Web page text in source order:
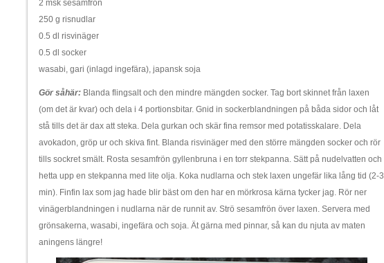
2 msk sesamfrön
250 g risnudlar
0.5 dl risvinäger
0.5 dl socker
wasabi, gari (inlagd ingefära), japansk soja
Gör såhär: Blanda flingsalt och den mindre mängden socker. Tag bort skinnet från laxen
(om det är kvar) och dela i 4 portionsbitar. Gnid in sockerblandningen på båda sidor och låt
stå tills det är dax att steka. Dela gurkan och skär fina remsor med potatisskalare. Dela
avokadon, gröp ur och skiva fint. Blanda risvinäger med den större mängden socker och rör
tills sockret smält. Rosta sesamfrön gyllenbruna i en torr stekpanna. Sätt på nudelvatten och
hetta upp en stekpanna med lite olja. Koka nudlarna och stek laxen ungefär lika lång tid (2-3
min). Finfin lax som jag hade blir bäst om den har en mörkrosa kärna tycker jag. Rör ner
vinägerblandningen i nudlarna när de runnit av. Strö sesamfrön över laxen. Servera med
grönsakerna, wasabi, ingefära och soja. Ät gärna med pinnar, så kan du njuta av maten
aningens längre!